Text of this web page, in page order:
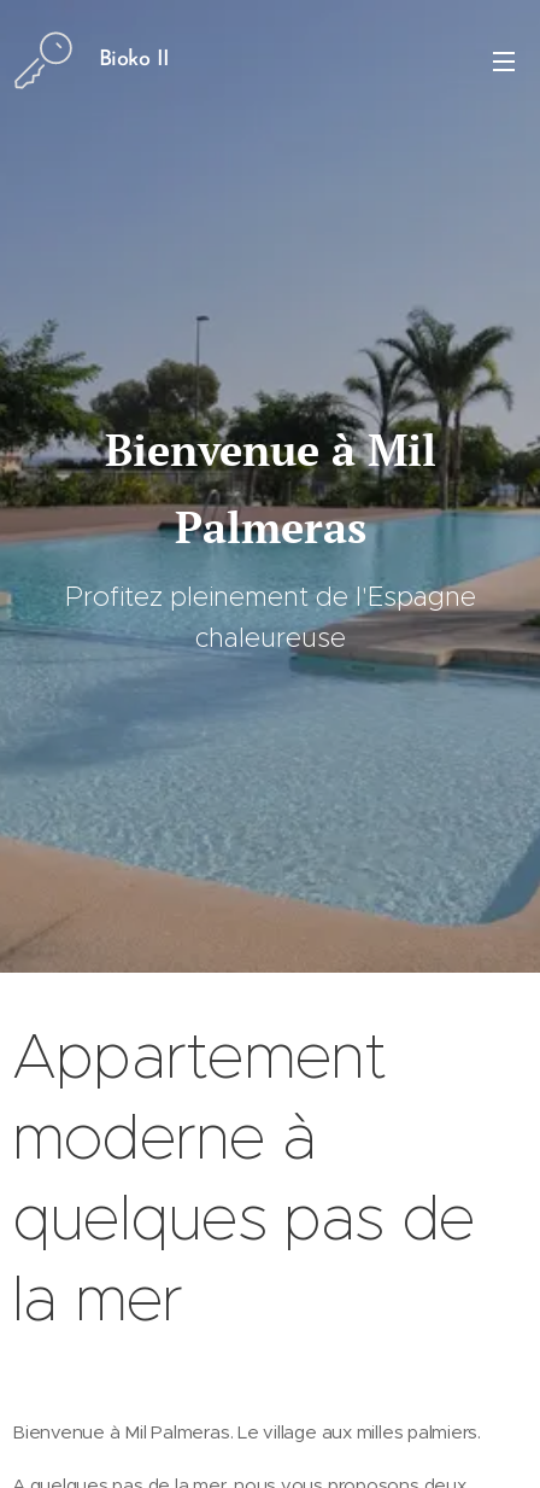
Bioko II
Bienvenue à Mil
Palmeras
Profitez pleinement de l'Espagne
chaleureuse
Appartement
moderne à
quelques pas de
la mer
Bienvenue à Mil Palmeras. Le village aux milles palmiers.